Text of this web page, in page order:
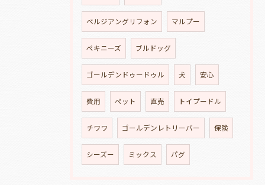
ベルジアングリフォン マルプー
ペキニーズ ブルドッグ
ゴールデンドゥードゥル 犬 安心
費用 ペット 直売 トイプードル
チワワ ゴールデンレトリーバー 保険
シーズー ミックス パグ